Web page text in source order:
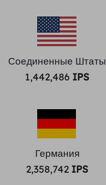
Соединенные Штаты
1,442,486 IPS
Германия
2,358,742 IPS